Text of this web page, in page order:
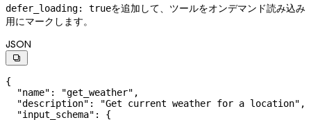
defer_loading: trueを追加して、ツールをオンデマンド読み込み
用にマークします。
JSON

{
  "name"
: "get_weather" ,
  "description"
: "Get current weather for a location" ,
  "input_schema"
: {